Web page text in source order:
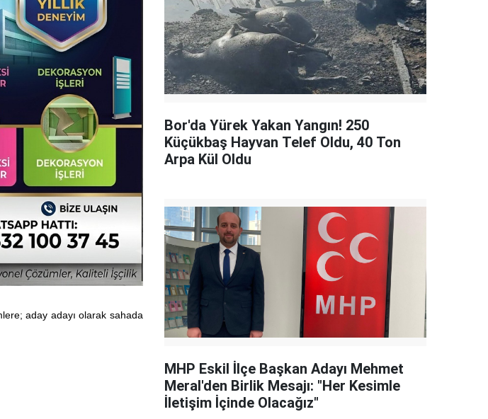
aday adayı olarak sahada
Bor'da Yürek Yakan Yangın! 250
Küçükbaş Hayvan Telef Oldu, 40 Ton
Arpa Kül Oldu
MHP Eskil İlçe Başkan Adayı Mehmet
Meral'den Birlik Mesajı: "Her Kesimle
İletişim İçinde Olacağız"